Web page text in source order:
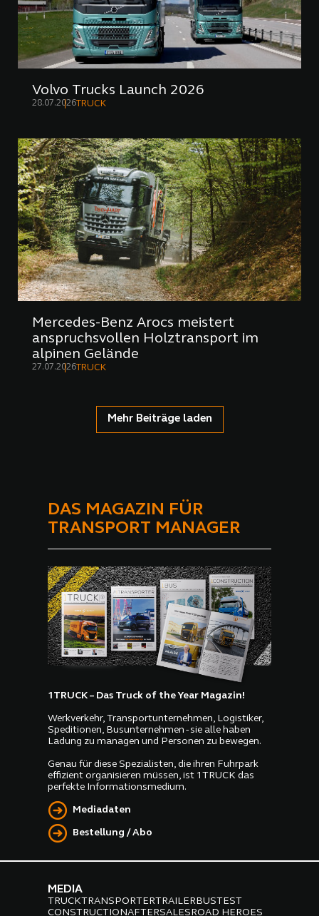
Volvo Trucks Launch 2026
28.07.2026TRUCK
Mercedes-Benz Arocs meistert
anspruchsvollen Holztransport im
alpinen Gelände
27.07.2026 TRUCK
Mehr Beiträge laden
DAS MAGAZIN FÜR
TRANSPORT MANAGER
1TRUCK – Das Truck of the Year Magazin!
Werkverkehr, Transportunternehmen, Logistiker,
Speditionen, Busunternehmen - sie alle haben
Ladung zu managen und Personen zu bewegen.
Genau für diese Spezialisten, die ihren Fuhrpark
effizient organisieren müssen, ist 1TRUCK das
perfekte Informationsmedium.
Mediadaten
Bestellung / Abo
MEDIA
TRUCKTRANSPORTERTRAILERBUSTEST
CONSTRUCTIONAFTERSALESROAD HEROES